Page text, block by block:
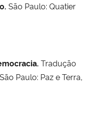
São Paulo: Quatier
Tradução
Paulo: Paz e Terra,